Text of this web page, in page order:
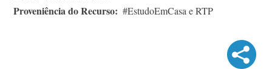
Proveniência do Recurso #EstudoEmCasa e RTP